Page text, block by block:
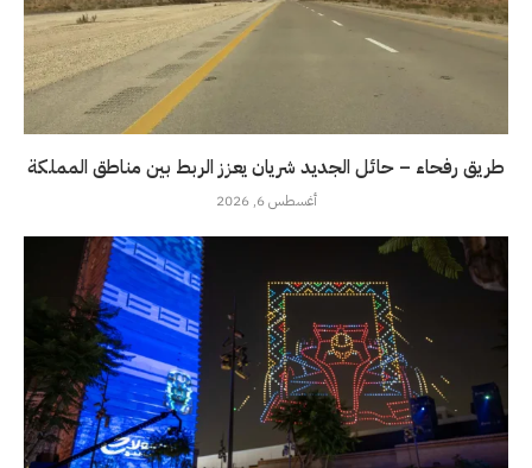
طريق رفحاء – حائل الجديد شريان يعزز الربط بين مناطق المملكة
أغسطس 6, 2026